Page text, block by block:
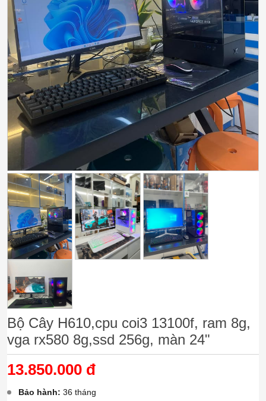
Bộ Cây H610,cpu coi3 13100f, ram 8g,
vga rx580 8g,ssd 256g, màn 24"
13.850.000 đ
Bảo hành: 36 tháng